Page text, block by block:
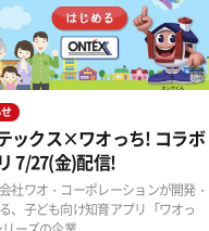
ックス×ワオっち! コラボ
7/27(金)配信!
社ワオ・コーポレーションが開発・
、子ども向け知育アプリ「ワオっ